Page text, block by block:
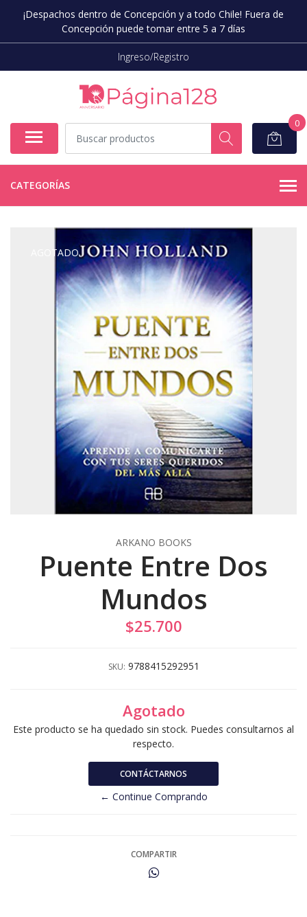
¡Despachos dentro de Concepción y a todo Chile! Fuera de
Concepción puede tomar entre 5 a 7 días
Ingreso/Registro
0
CATEGORÍAS
AGOTADO
ARKANO BOOKS
Puente Entre Dos
Mundos
$25.700
SKU: 9788415292951
Agotado
Este producto se ha quedado sin stock. Puedes consultarnos al
respecto.
CONTÁCTARNOS
← Continue Comprando
COMPARTIR